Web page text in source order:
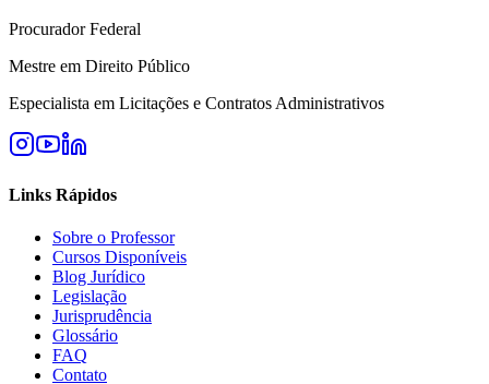
Procurador Federal
Mestre em Direito Público
Especialista em Licitações e Contratos Administrativos
Links Rápidos
Sobre o Professor
Cursos Disponíveis
Blog Jurídico
Legislação
Jurisprudência
Glossário
FAQ
Contato